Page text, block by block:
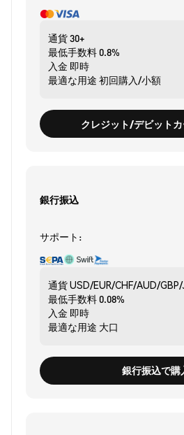
通貨30+
最低手数料0.8%
入金 即時
最適な用途 初回購入/小額
クレジット/デビット
銀行振込
サポート:
通貨USD/EUR/CHF/AUD/GBP/
最低手数料0.08%
入金 即時
最適な用途 大口
銀行振込で購